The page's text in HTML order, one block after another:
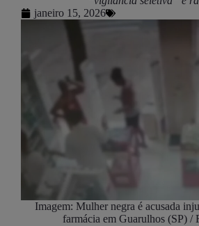
janeiro 15, 2026
Imagem: Mulher negra é acusada
farmácia em Guarulhos (SP) /